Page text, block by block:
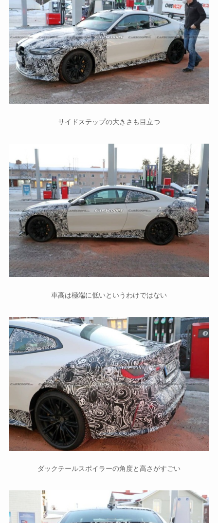
サイドステップの大きさも目立つ
車高は極端に低いというわけではない
ダックテールスポイラーの角度と高さがすごい